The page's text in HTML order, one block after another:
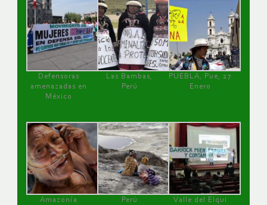
Defensoras
amenazadas en
México
Las Bambas,
Perú
PUEBLA, Pue, 27
Enero
Amazonía
Perú
Valle del Elqui